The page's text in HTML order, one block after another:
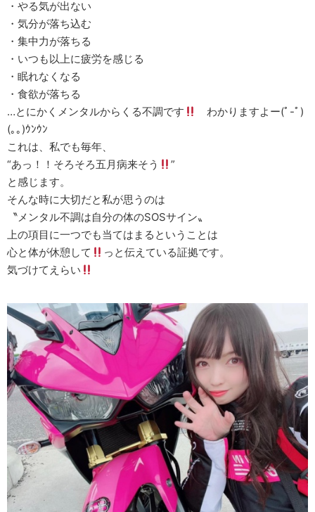
・やる気が出ない
・気分が落ち込む
・集中力が落ちる
・いつも以上に疲労を感じる
・眠れなくなる
・食欲が落ちる
…とにかくメンタルからくる不調です
わかりますよー(ﾟ-ﾟ)
(｡｡)ｳﾝｳﾝ
これは、私でも毎年、
“あっ！！そろそろ五月病来そう
”
と感じます。
そんな時に大切だと私が思うのは
〝メンタル不調は自分の体のSOSサイン〟
上の項目に一つでも当てはまるということは
心と体が休憩して
っと伝えている証拠です。
気づけてえらい